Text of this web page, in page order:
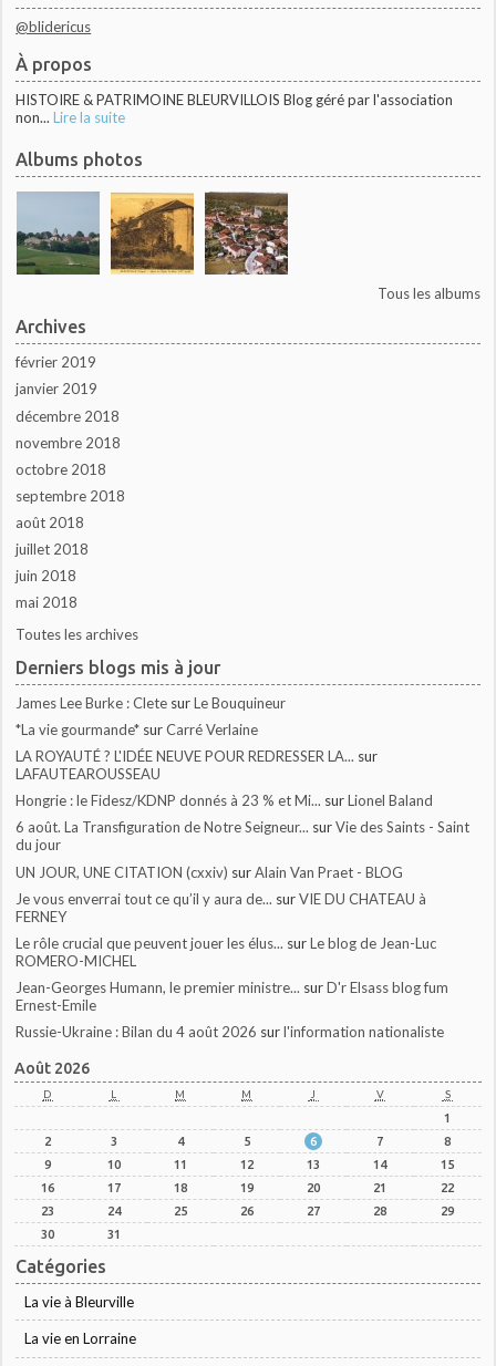
@blidericus
À propos
HISTOIRE & PATRIMOINE BLEURVILLOIS Blog géré par l'association
non... Lire la suite
Albums photos
Tous les albums
Archives
février 2019
janvier 2019
décembre 2018
novembre 2018
octobre 2018
septembre 2018
août 2018
juillet 2018
juin 2018
mai 2018
Toutes les archives
Derniers blogs mis à jour
James Lee Burke : Clete surLe Bouquineur
*La vie gourmande* surCarré Verlaine
LA ROYAUTÉ ? L'IDÉE NEUVE POUR REDRESSER LA... sur
LAFAUTEAROUSSEAU
Hongrie : le Fidesz/KDNP donnés à 23 % et Mi... surLionel Baland
6 août. La Transfiguration de Notre Seigneur... surVie des Saints - Saint
du jour
UN JOUR, UNE CITATION (cxxiv) surAlain Van Praet - BLOG
Je vous enverrai tout ce qu’il y aura de... surVIE DU CHATEAU à
FERNEY
Le rôle crucial que peuvent jouer les élus... surLe blog de Jean-Luc
ROMERO-MICHEL
Jean-Georges Humann, le premier ministre... surD'r Elsass blog fum
Ernest-Emile
Russie-Ukraine : Bilan du 4 août 2026 surl'information nationaliste
Août 2026
D L M M J V S
1
2
3 4 5 6 7
8
9
10 11 12 13 14
15
16
17 18 19 20 21
22
23
24 25 26 27 28
29
30
31
Catégories
La vie à Bleurville
La vie en Lorraine